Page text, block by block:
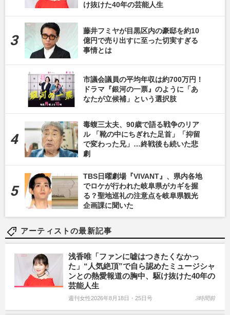
け抜けた40年の芸能人生
藤井フミヤが目黒区内の豪邸を約10
億円で売り出すに至った切実すぎる
事情とは
市議会議員の平均年収は約700万円！
ドラマ『銀河の一票』のように「あ
なたが立候補」という選択肢
毒蝮三太夫、90歳で語る戦争のリア
ル 「靴の中にちぎれた足首」「抑留
で変わった兄」…終戦後も続いた悲
劇
TBS日曜劇場『VIVANT』、県内各地
でロケが行われた岐阜県がカギを握
る？聖地巡礼の注意点を岐阜県観光
企画課に聞いた
アーティストの最新記事
浅香唯「ファンに嘘はつきたくなかっ
た」“人気絶頂”で自ら認めたミュージシャ
ンとの熱愛報道の胸中、駆け抜けた40年の
芸能人生
週刊女性2026年8月18日・25日号 3時間前